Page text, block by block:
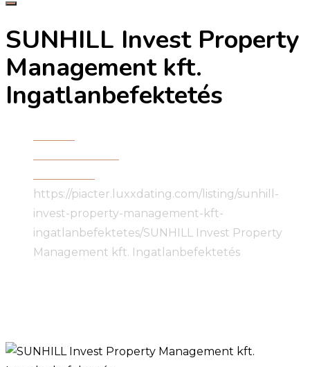
SUNHILL Invest Property
Management kft.
Ingatlanbefektetés
https://piacter.luxxdating.com/listing/sunhill-
invest-property-management-kft-
ingatlanbefektetes/SUNHILL Invest Property
Management kft. Ingatlanbefektetés